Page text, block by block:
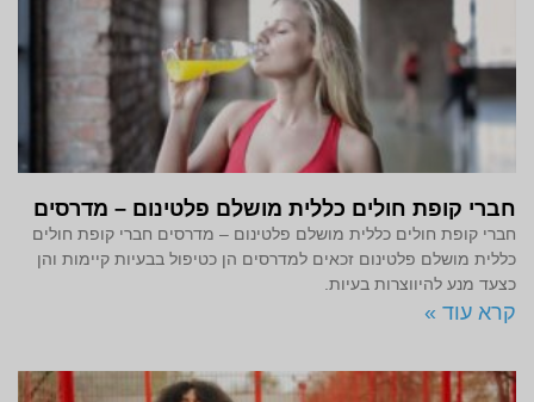
חברי קופת חולים כללית מושלם פלטינום – מדרסים
חברי קופת חולים כללית מושלם פלטינום – מדרסים חברי קופת חולים
כללית מושלם פלטינום זכאים למדרסים הן כטיפול בבעיות קיימות והן
כצעד מנע להיווצרות בעיות.
קרא עוד »